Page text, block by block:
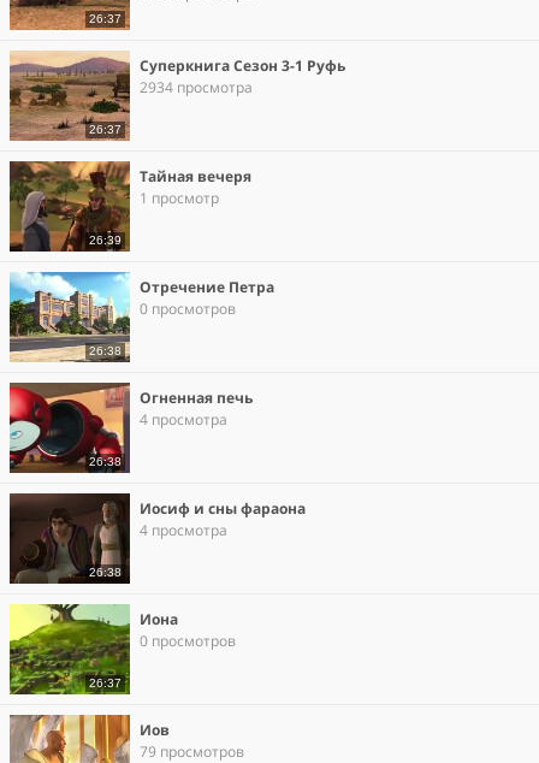
26:37
26:37
Суперкнига Сезон 3-1 Руфь
2934 просмотра
26:39
Тайная вечеря
1 просмотр
26:38
Отречение Петра
0 просмотров
26:38
Огненная печь
4 просмотра
26:38
Иосиф и сны фараона
4 просмотра
26:37
Иона
0 просмотров
Иов
79 просмотров